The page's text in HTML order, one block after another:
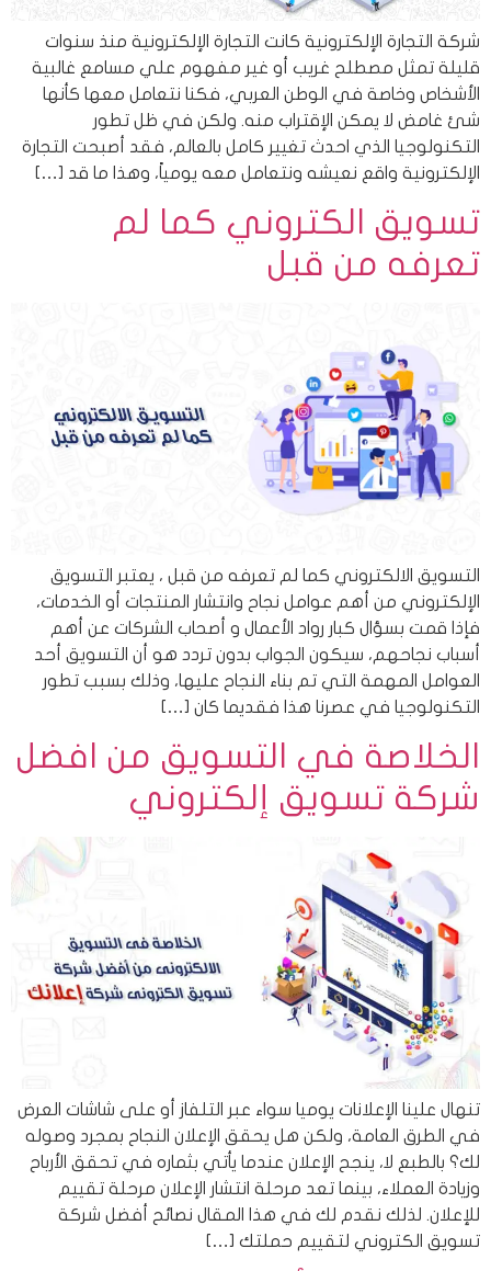
شركة التجارة الإلكترونية كانت التجارة الإلكترونية منذ سنوات
قليلة تمثل مصطلح غريب أو غير مفهوم علي مسامع غالبية
الأشخاص وخاصة في الوطن العربي، فكنا نتعامل معها كأنها
شئ غامض لا يمكن الإقتراب منه. ولكن في ظل تطور
التكنولوجيا الذي احدث تغيير كامل بالعالم، فقد أصبحت التجارة
الإلكترونية واقع نعيشه ونتعامل معه يومياً، وهذا ما قد […]
تسويق الكتروني كما لم
تعرفه من قبل
التسويق الالكتروني كما لم تعرفه من قبل ، يعتبر التسويق
الإلكتروني من أهم عوامل نجاح وانتشار المنتجات أو الخدمات،
فإذا قمت بسؤال كبار رواد الأعمال و أصحاب الشركات عن أهم
أسباب نجاحهم، سيكون الجواب بدون تردد هو أن التسويق أحد
العوامل المهمة التي تم بناء النجاح عليها، وذلك بسبب تطور
التكنولوجيا في عصرنا هذا فقديما كان […]
الخلاصة في التسويق من افضل
شركة تسويق إلكتروني
تنهال علينا الإعلانات يوميا سواء عبر التلفاز أو على شاشات العرض
في الطرق العامة، ولكن هل يحقق الإعلان النجاح بمجرد وصوله
لك؟ بالطبع لا، ينجح الإعلان عندما يأتي بثماره في تحقق الأرباح
وزيادة العملاء، بينما تعد مرحلة انتشار الإعلان مرحلة تقييم
للإعلان. لذلك نقدم لك في هذا المقال نصائح أفضل شركة
تسويق الكتروني لتقييم حملتك […]